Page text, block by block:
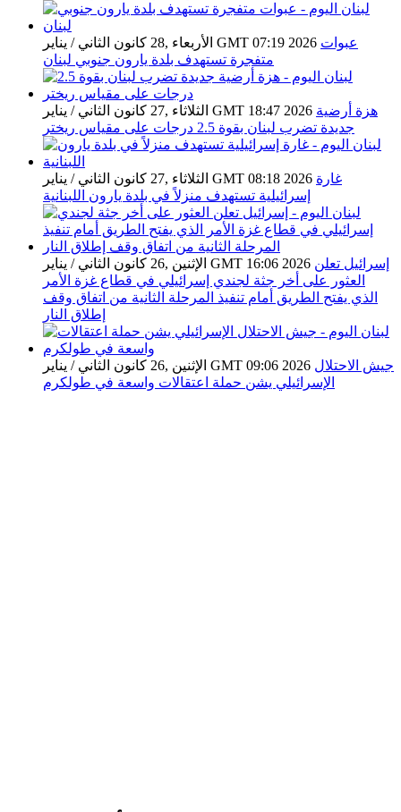
الأربعاء ,28 كانون الثاني / يناير GMT 07:19 2026 عبوات
متفجرة تستهدف بلدة يارون جنوبي لبنان
الثلاثاء ,27 كانون الثاني / يناير GMT 18:47 2026 هزة أرضية
جديدة تضرب لبنان بقوة 2.5 درجات على مقياس ريختر
الثلاثاء ,27 كانون الثاني / يناير GMT 08:18 2026 غارة
إسرائيلية تستهدف منزلاً في بلدة يارون اللبنانية
الإثنين ,26 كانون الثاني / يناير GMT 16:06 2026 إسرائيل تعلن
العثور على أخر جثة لجندي إسرائيلي في قطاع غزة الأمر
الذي يفتح الطريق أمام تنفيذ المرحلة الثانية من اتفاق وقف
إطلاق النار
الإثنين ,26 كانون الثاني / يناير GMT 09:06 2026 جيش الاحتلال
الإسرائيلي يشن حملة اعتقالات واسعة في طولكرم